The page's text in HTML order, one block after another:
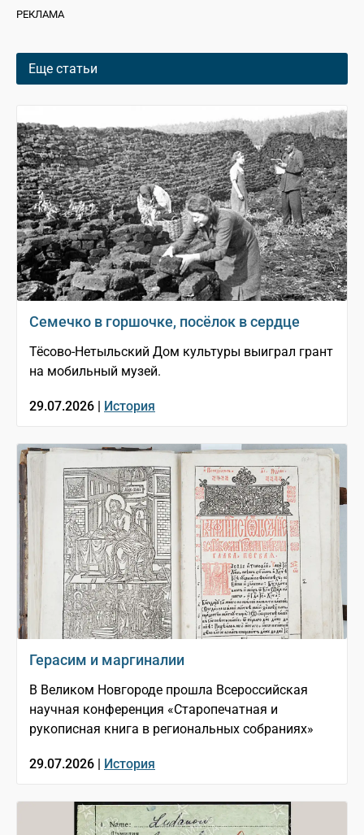
РЕКЛАМА
Еще статьи
Семечко в горшочке, посёлок в сердце
Тёсово-Нетыльский Дом культуры выиграл грант
на мобильный музей.
29.07.2026 | История
Герасим и маргиналии
В Великом Новгороде прошла Всероссийская
научная конференция «Старопечатная и
рукописная книга в региональных собраниях»
29.07.2026 | История